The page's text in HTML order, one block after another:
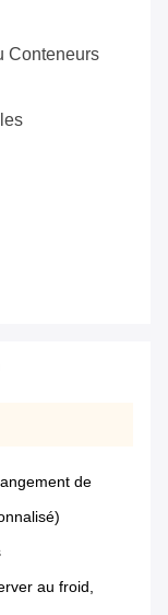
Conteneurs
de
au froid,